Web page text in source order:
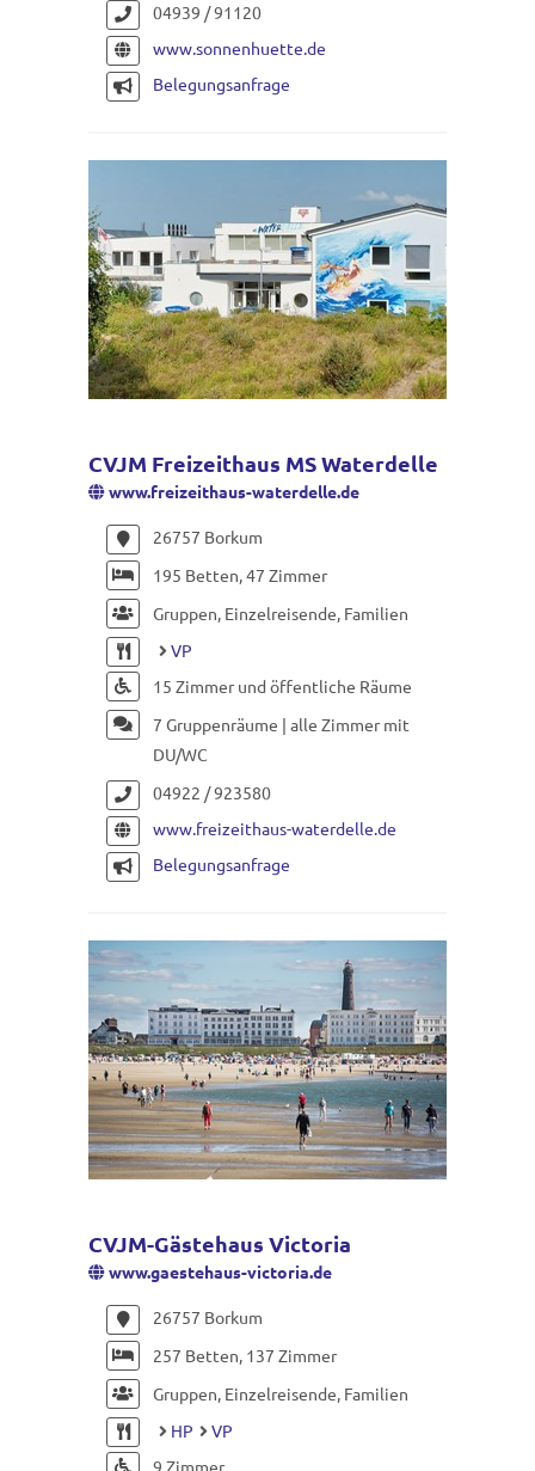
04939 / 91120
www.sonnenhuette.de
Belegungsanfrage
CVJM Freizeithaus MS Waterdelle
www.freizeithaus-waterdelle.de
26757 Borkum
195 Betten, 47 Zimmer
Gruppen, Einzelreisende, Familien
VP
15 Zimmer und öffentliche Räume
7 Gruppenräume | alle Zimmer mit
DU/WC
04922 / 923580
www.freizeithaus-waterdelle.de
Belegungsanfrage
CVJM-Gästehaus Victoria
www.gaestehaus-victoria.de
26757 Borkum
257 Betten, 137 Zimmer
Gruppen, Einzelreisende, Familien
HP
VP
9 Zimmer